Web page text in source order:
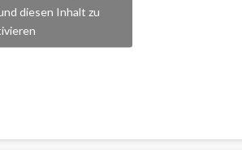
diesen Inhalt zu